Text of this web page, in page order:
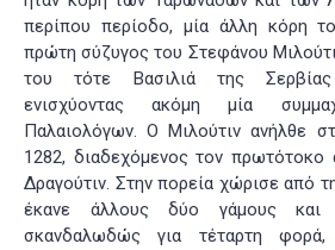
περίπου περίοδο, μία άλλη κόρη
πρώτη σύζυγος του Στεφάνου
του τότε Βασιλιά της
ενισχύοντας ακόμη μία
Παλαιολόγων. Ο Μιλούτιν ανήλθε
1282, διαδεχόμενος τον
Δραγούτιν. Στην πορεία χώρισε από
έκανε άλλους δύο γάμους και
σκανδαλωδώς για τέταρτη